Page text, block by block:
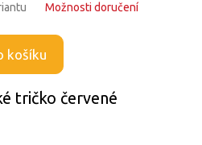
Možnosti doručení
košíku
tričko červené